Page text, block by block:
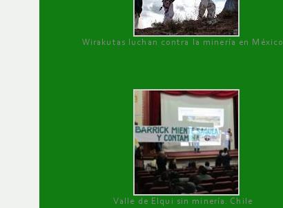
Wirakutas luchan contra la minería en México
Valle de Elqui sin minería. Chile